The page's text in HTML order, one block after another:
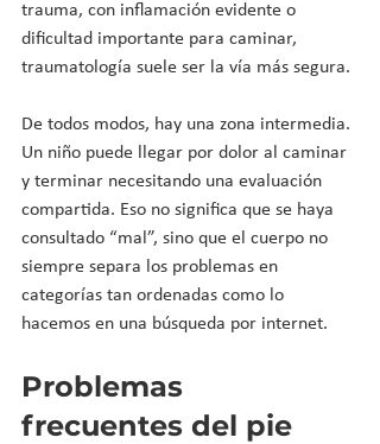
trauma, con inflamación evidente o
dificultad importante para caminar,
traumatología suele ser la vía más segura.
De todos modos, hay una zona intermedia.
Un niño puede llegar por dolor al caminar
y terminar necesitando una evaluación
compartida. Eso no significa que se haya
consultado “mal”, sino que el cuerpo no
siempre separa los problemas en
categorías tan ordenadas como lo
hacemos en una búsqueda por internet.
Problemas
frecuentes del pie